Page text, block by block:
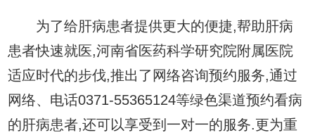
为了给肝病患者提供更大的便捷,帮助肝病
患者快速就医,河南省医药科学研究院附属医院
适应时代的步伐,推出了网络咨询预约服务,通过
网络、电话0371-55365124等绿色渠道预约看病
的肝病患者,还可以享受到一对一的服务.更为重